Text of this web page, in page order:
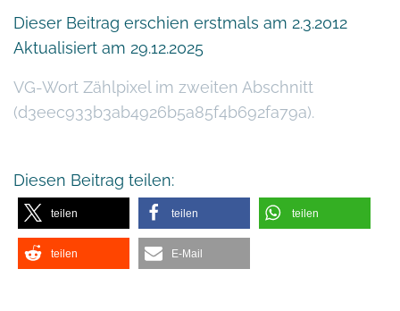
Dieser Beitrag erschien erstmals am 2.3.2012
Aktualisiert am 29.12.2025
VG-Wort Zählpixel im zweiten Abschnitt
(d3eec933b3ab4926b5a85f4b692fa79a).
Diesen Beitrag teilen:
teilen teilen teilen
teilen E-Mail